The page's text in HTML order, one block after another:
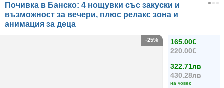
Почивка в Банско: 4 нощувки със закуски и
възможност за вечери, плюс релакс зона и
анимация за деца
165.00€
220.00€
322.71лв
430.28лв
на човек
-25%